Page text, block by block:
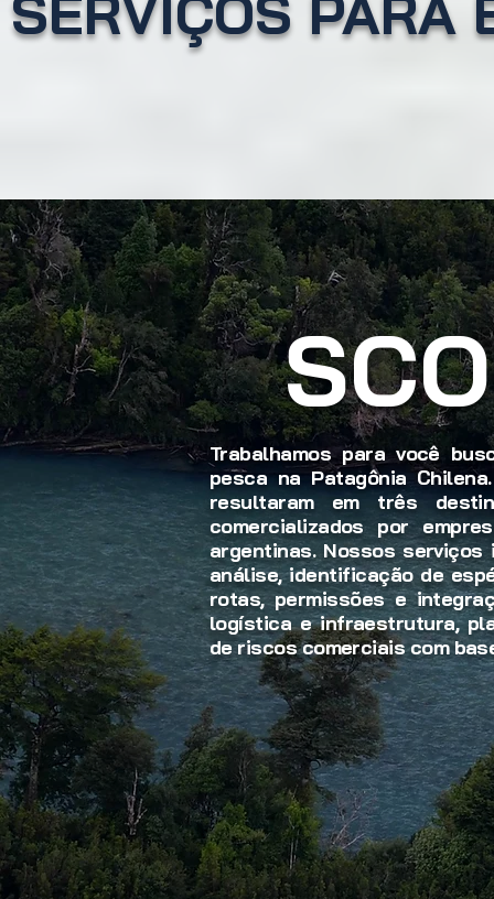
Trabalhamos para você
pesca na Patagônia
resultaram em três
comercializados por
argentinas. Nossos serviços
análise, identificação de
rotas, permissões e
logística e infraestrutura,
de riscos comerciais com